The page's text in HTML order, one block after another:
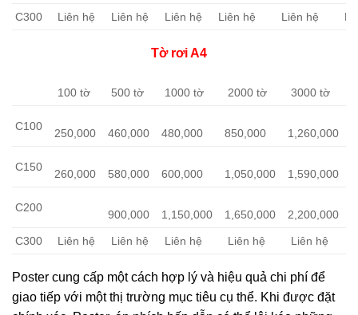
C300 Liên hệ Liên hệ Liên hệ Liên hệ Liên hệ
Tờ rơi A4
100 tờ 500 tờ 1000 tờ 2000 tờ 3000 tờ
C100
250,000 460,000 480,000 850,000 1,260,000
C150
260,000 580,000 600,000 1,050,000 1,590,000
C200
900,000 1,150,000 1,650,000 2,200,000
C300 Liên hệ Liên hệ Liên hệ Liên hệ Liên hệ
Poster cung cấp một cách hợp lý và hiệu quả chi phí để
giao tiếp với một thị trường mục tiêu cụ thể. Khi được đặt